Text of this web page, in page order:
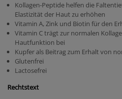
Kollagen-Peptide helfen die
Elastizität der Haut zu erhöhen
Vitamin A, Zink und Biotin für den
Vitamin C trägt zur normalen
Hautfunktion bei
Kupfer als Beitrag zum Erhalt von
Glutenfrei
Lactosefrei
Rechtstext